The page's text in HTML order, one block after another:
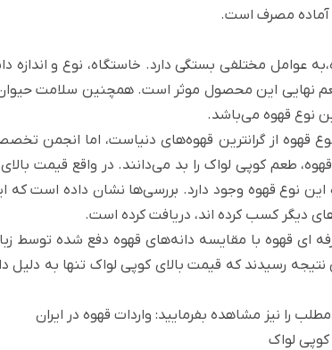
آماده مصرف است.
عوامل مختلفی بستگی دارد. خاستگاه، نوع و
نهایی این محصول موثر است. همچنین سلامت
نوع قهوه می‌باشد.
طعم کوپی لواک را بد می‌دانند. در واقع قیمت
این نوع قهوه وجود دارد. بررسی‌ها نشان داده است که
های دیگر کسب کرده اند، دریافت کرده است.
ای قهوه با مقایسه دانه‌های قهوه دفع شده توسط
نتیجه رسیدند که قیمت بالای کوپی لواک تنها به
را نیز مشاهده بفرمایید: واردات قهوه در ایران
لواک